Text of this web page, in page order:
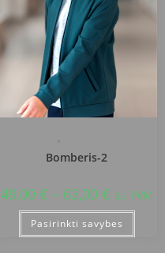
,
Bomberis-2
49,00 € – 63,00 € su PVM
Pasirinkti savybes